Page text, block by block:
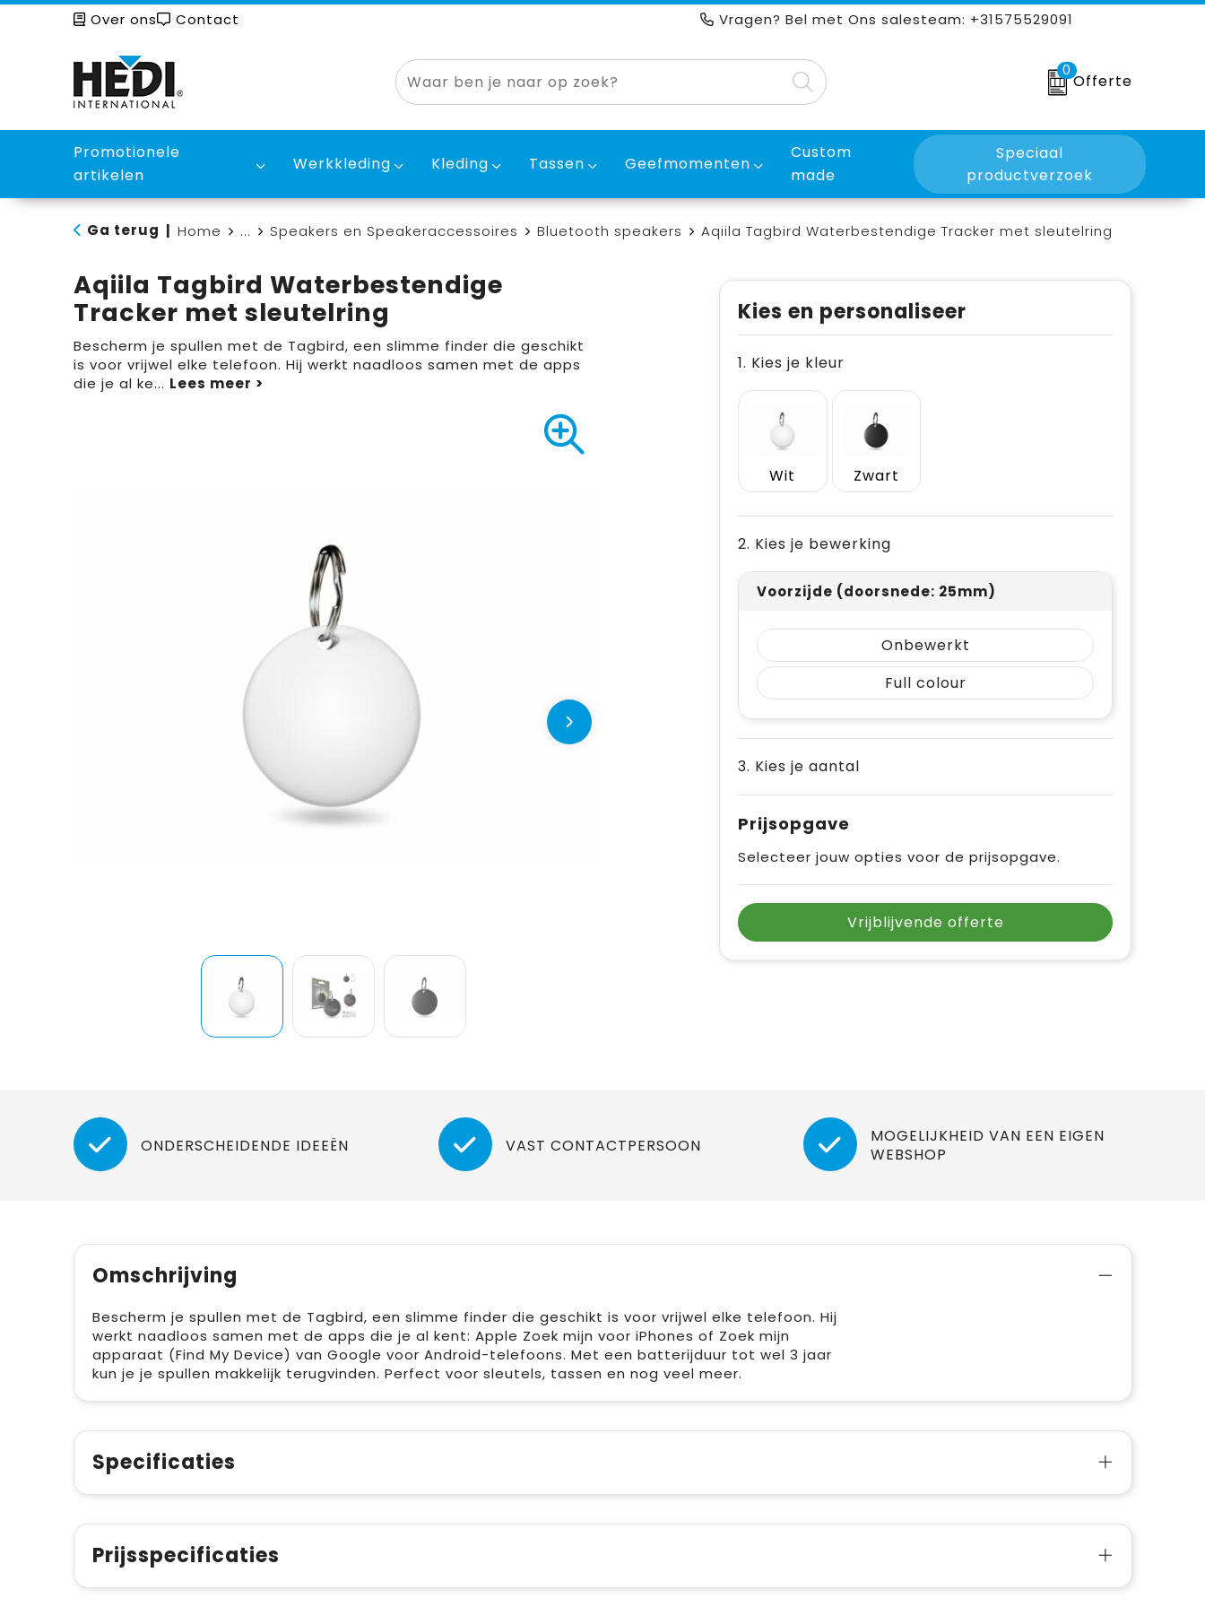
Over ons Contact Vragen? Bel met Ons salesteam: +31575529091
0
Offerte
Promotionele
artikelen
Werkkleding Kleding Tassen Geefmomenten
Custom
made
Speciaal
productverzoek
Ga terug Home ... Speakers en Speakeraccessoires Bluetooth speakers Aqiila Tagbird Waterbestendige Tracker met sleutelring
Aqiila Tagbird Waterbestendige
Tracker met sleutelring
Bescherm je spullen met de Tagbird, een slimme finder die geschikt
is voor vrijwel elke telefoon. Hij werkt naadloos samen met de apps
die je al ke...
Kies en personaliseer
1. Kies je kleur
Wit Zwart
2. Kies je bewerking
Voorzijde (doorsnede: 25mm)
Onbewerkt
Full colour
3. Kies je aantal
Prijsopgave
Selecteer jouw opties voor de prijsopgave.
Vrijblijvende offerte
ONDERSCHEIDENDE IDEEËN VAST CONTACTPERSOON
MOGELIJKHEID VAN EEN EIGEN
WEBSHOP
Omschrijving
Bescherm je spullen met de Tagbird, een slimme finder die geschikt is voor vrijwel elke telefoon. Hij
werkt naadloos samen met de apps die je al kent: Apple Zoek mijn voor iPhones of Zoek mijn
apparaat (Find My Device) van Google voor Android-telefoons. Met een batterijduur tot wel 3 jaar
kun je je spullen makkelijk terugvinden. Perfect voor sleutels, tassen en nog veel meer.
Specificaties
Prijsspecificaties